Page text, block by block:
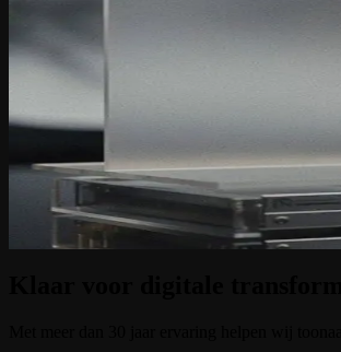
iGuana iDM v7.2 is beschikbaar voor alle
integraties. Klanten upgraden gratis.
De workflow-engine is volledig herzien. De
verlopen daardoor aanzienlijk efficiënter,
Voor de zorgsector introduceert v7.2
Op het vlak van beveiliging en regelgeving
naleving beschikken zo over een auditeerbare
De upgrade is gratis voor klanten met een